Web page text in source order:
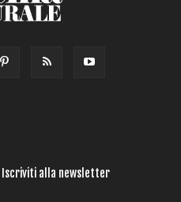
Iscriviti alla newsletter